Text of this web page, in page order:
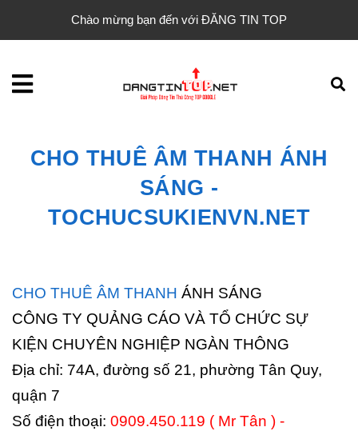
Chào mừng bạn đến với ĐĂNG TIN TOP
CHO THUÊ ÂM THANH ÁNH
SÁNG -
TOCHUCSUKIENVN.NET
CHO THUÊ ÂM THANH ÁNH SÁNG
CÔNG TY QUẢNG CÁO VÀ TỔ CHỨC SỰ
KIỆN CHUYÊN NGHIỆP NGÀN THÔNG
Địa chỉ: 74A, đường số 21, phường Tân Quy,
quận 7
Số điện thoại: 0909.450.119 ( Mr Tân ) -